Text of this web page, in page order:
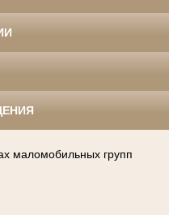
маломобильных групп